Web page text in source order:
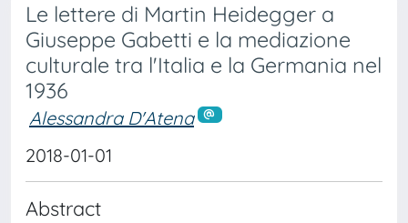
Le lettere di Martin Heidegger a
Giuseppe Gabetti e la mediazione
culturale tra l'Italia e la Germania nel
1936
Alessandra D'Atena
2018-01-01
Abstract